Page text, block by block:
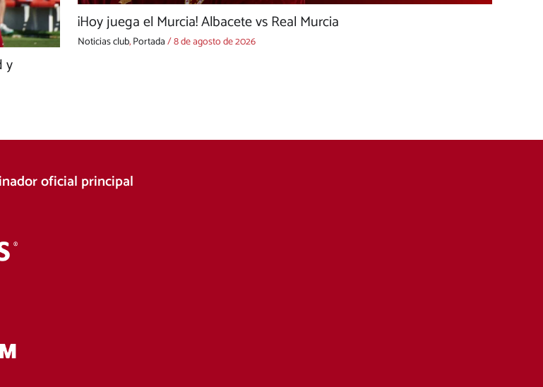
y
¡Hoy juega el Murcia! Albacete vs Real Murcia
Noticias club,Portada/8 de agosto de 2026
oficial principal